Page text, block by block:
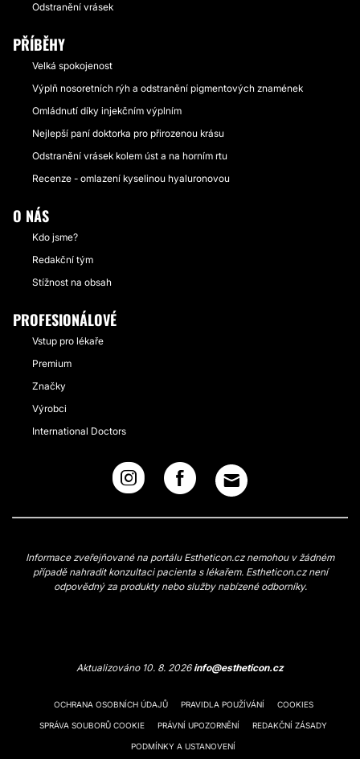
Odstranění vrásek
PŘÍBĚHY
Velká spokojenost
Výplň nosoretních rýh a odstranění pigmentových znamének
Omládnutí díky injekčním výplním
Nejlepší paní doktorka pro přirozenou krásu
Odstranění vrásek kolem úst a na horním rtu
Recenze - omlazení kyselinou hyaluronovou
O NÁS
Kdo jsme?
Redakční tým
Stížnost na obsah
PROFESIONÁLOVÉ
Vstup pro lékaře
Premium
Značky
Výrobci
International Doctors
Informace zveřejňované na portálu Estheticon.cz nemohou v žádném
případě nahradit konzultaci pacienta s lékařem. Estheticon.cz není
odpovědný za produkty nebo služby nabízené odborníky.
Aktualizováno 10. 8. 2026info@estheticon.cz
OCHRANA OSOBNÍCH ÚDAJŮ PRAVIDLA POUŽÍVÁNÍ COOKIES
SPRÁVA SOUBORŮ COOKIE PRÁVNÍ UPOZORNĚNÍ REDAKČNÍ ZÁSADY
PODMÍNKY A USTANOVENÍ